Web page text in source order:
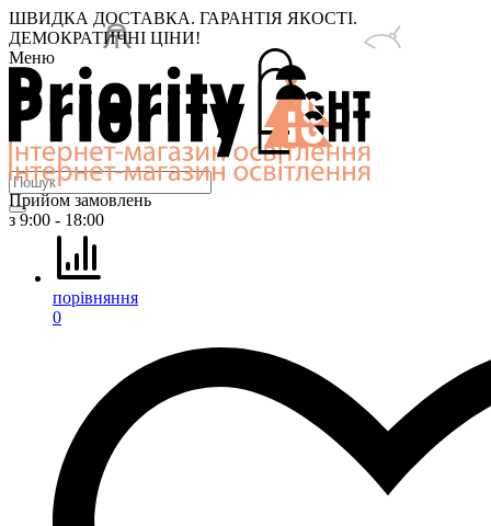
ШВИДКА ДОСТАВКА. ГАРАНТІЯ ЯКОСТІ.
ДЕМОКРАТИЧНІ ЦІНИ!
Меню
Прийом замовлень
з 9:00 - 18:00
порівняння
0